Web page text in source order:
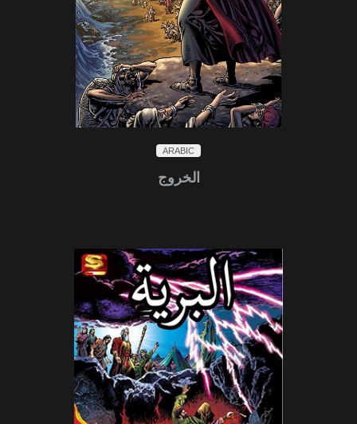
ARABIC
الخروج